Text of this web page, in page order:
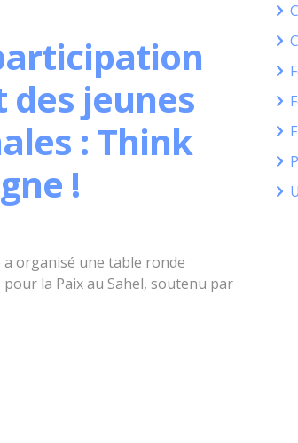
jeunes
: Think
!
a organisé une table ronde
la Paix au Sahel, soutenu par